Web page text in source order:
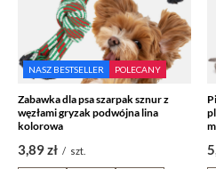
NASZ BESTSELLER POLECANY
Zabawka dla psa szarpak sznur z
węzłami gryzak podwójna lina
kolorowa
3,89 zł / szt.